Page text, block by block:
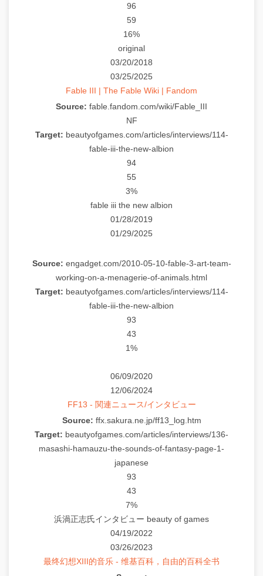
96
59
16%
original
03/20/2018
03/25/2025
Fable III | The Fable Wiki | Fandom
Source: fable.fandom.com/wiki/Fable_III
NF
Target: beautyofgames.com/articles/interviews/114-
fable-iii-the-new-albion
94
55
3%
fable iii the new albion
01/28/2019
01/29/2025
Source: engadget.com/2010-05-10-fable-3-art-team-
working-on-a-menagerie-of-animals.html
Target: beautyofgames.com/articles/interviews/114-
fable-iii-the-new-albion
93
43
1%
06/09/2020
12/06/2024
FF13 - 関連ニュース/インタビュー
Source: ffx.sakura.ne.jp/ff13_log.htm
Target: beautyofgames.com/articles/interviews/136-
masashi-hamauzu-the-sounds-of-fantasy-page-1-
japanese
93
43
7%
浜渦正志氏インタビュー beauty of games
04/19/2022
03/26/2023
最终幻想XIII的音乐 - 维基百科，自由的百科全书